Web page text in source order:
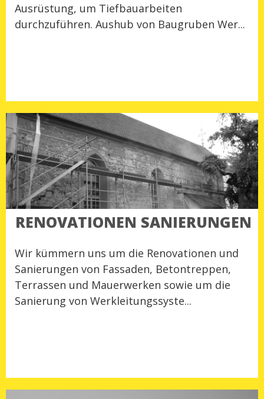
Ausrüstung, um Tiefbauarbeiten
durchzuführen. Aushub von Baugruben Wer...
RENOVATIONEN SANIERUNGEN
Wir kümmern uns um die Renovationen und
Sanierungen von Fassaden, Betontreppen,
Terrassen und Mauerwerken sowie um die
Sanierung von Werkleitungssyste...